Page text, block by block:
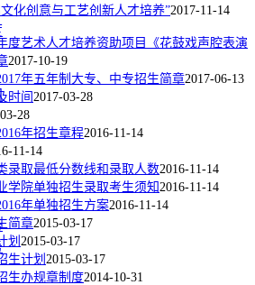
化创意与工艺创新人才培养”2017-11-14
度艺术人才培养资助项目《花鼓戏声腔表演
2017-10-19
年五年制大专、中专招生简章2017-06-13
时间 2017-03-28
28
年招生章程2016-11-14
11-14
录取最低分数线和录取人数2016-11-14
学院单独招生录取考生须知2016-11-14
年单独招生方案2016-11-14
简章2015-03-17
划 2015-03-17
生计划 2015-03-17
生办规章制度2014-10-31